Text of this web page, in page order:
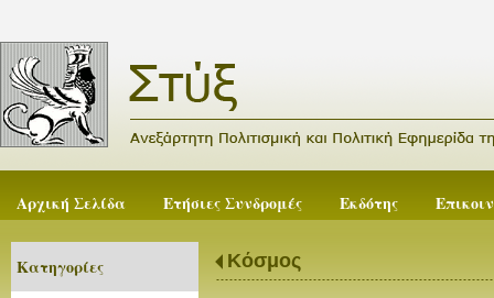
Αρχική Σελίδα Ετήσιες Συνδρομές Εκδότης
Κατηγορίες Κόσμος